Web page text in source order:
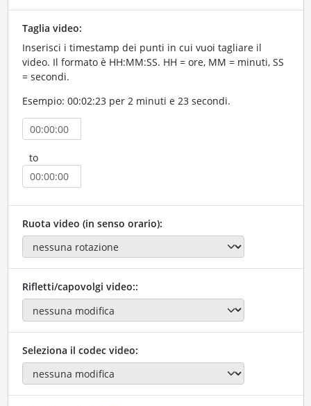
Taglia video:
Inserisci i timestamp dei punti in cui vuoi tagliare il
video. Il formato è HH:MM:SS. HH = ore, MM = minuti, SS
= secondi.
Esempio: 00:02:23 per 2 minuti e 23 secondi.
to
Ruota video (in senso orario):
Rifletti/capovolgi video::
Seleziona il codec video: